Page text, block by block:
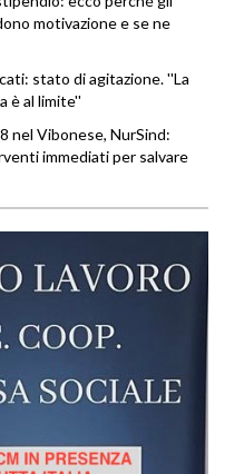
motivazione e se ne
stato di agitazione. ''La
è al limite''
nel Vibonese, NurSind:
immediati per salvare